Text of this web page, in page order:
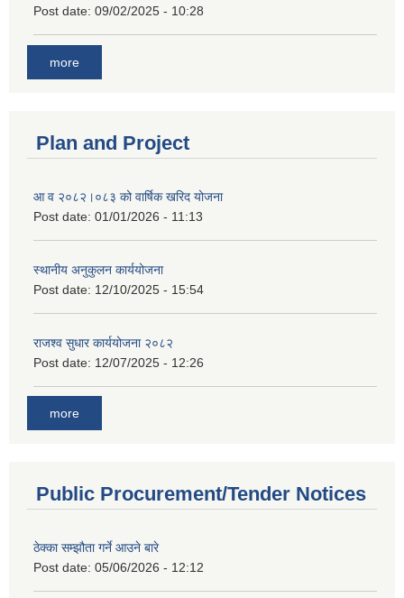
Post date: 09/02/2025 - 10:28
more
Plan and Project
आ व २०८२।०८३ को वार्षिक खरिद योजना
Post date: 01/01/2026 - 11:13
स्थानीय अनुकुलन कार्ययोजना
Post date: 12/10/2025 - 15:54
राजश्व सुधार कार्ययोजना २०८२
Post date: 12/07/2025 - 12:26
more
Public Procurement/Tender Notices
ठेक्का सम्झौता गर्ने आउने बारे
Post date: 05/06/2026 - 12:12